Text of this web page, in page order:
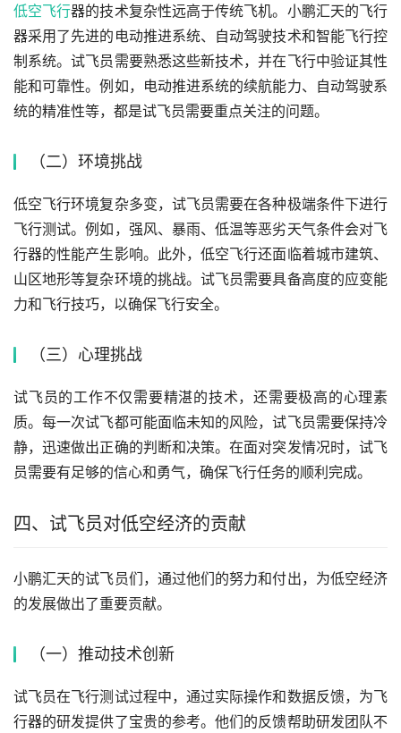
低空飞行器的技术复杂性远高于传统飞机。小鹏汇天的飞行
器采用了先进的电动推进系统、自动驾驶技术和智能飞行控
制系统。试飞员需要熟悉这些新技术，并在飞行中验证其性
能和可靠性。例如，电动推进系统的续航能力、自动驾驶系
统的精准性等，都是试飞员需要重点关注的问题。
（二）环境挑战
低空飞行环境复杂多变，试飞员需要在各种极端条件下进行
飞行测试。例如，强风、暴雨、低温等恶劣天气条件会对飞
行器的性能产生影响。此外，低空飞行还面临着城市建筑、
山区地形等复杂环境的挑战。试飞员需要具备高度的应变能
力和飞行技巧，以确保飞行安全。
（三）心理挑战
试飞员的工作不仅需要精湛的技术，还需要极高的心理素
质。每一次试飞都可能面临未知的风险，试飞员需要保持冷
静，迅速做出正确的判断和决策。在面对突发情况时，试飞
员需要有足够的信心和勇气，确保飞行任务的顺利完成。
四、试飞员对低空经济的贡献
小鹏汇天的试飞员们，通过他们的努力和付出，为低空经济
的发展做出了重要贡献。
（一）推动技术创新
试飞员在飞行测试过程中，通过实际操作和数据反馈，为飞
行器的研发提供了宝贵的参考。他们的反馈帮助研发团队不